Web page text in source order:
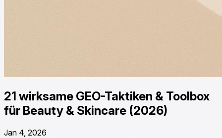
21 wirksame GEO-Taktiken & Toolbox
für Beauty & Skincare (2026)
Jan 4, 2026